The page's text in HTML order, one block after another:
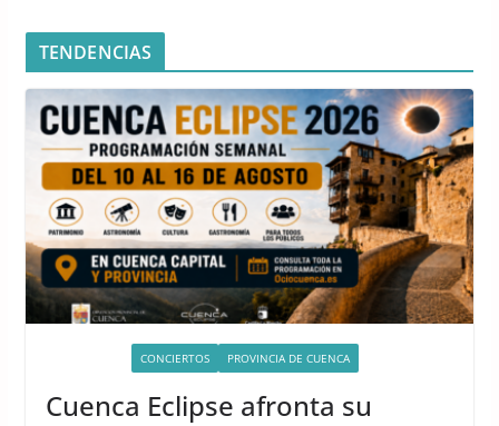
TENDENCIAS
CONCIERTOS PROVINCIA DE CUENCA
Cuenca Eclipse afronta su